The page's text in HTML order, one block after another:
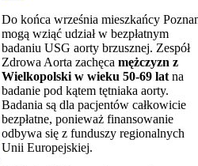
Do końca września mieszkańcy
mogą wziąć udział w bezpłatnym
badaniu USG aorty brzusznej. Zespół
Zdrowa Aorta zachęca mężczyzn z
Wielkopolski w wieku 50-69 lat na
badanie pod kątem tętniaka aorty.
Badania są dla pacjentów całkowicie
bezpłatne, ponieważ finansowanie
odbywa się z funduszy regionalnych
Unii Europejskiej.